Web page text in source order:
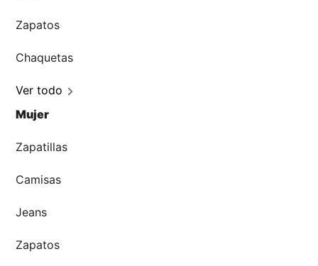
Zapatos
Chaquetas
Ver todo
Mujer
Zapatillas
Camisas
Jeans
Zapatos